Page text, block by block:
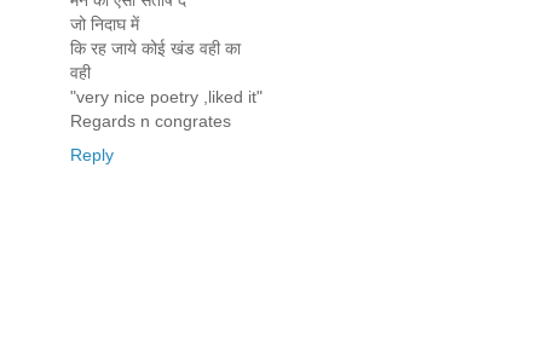
जो निदाघ में
कि रह जाये कोई खंड वही का
वही
"very nice poetry ,liked it"
Regards n congrates
Reply